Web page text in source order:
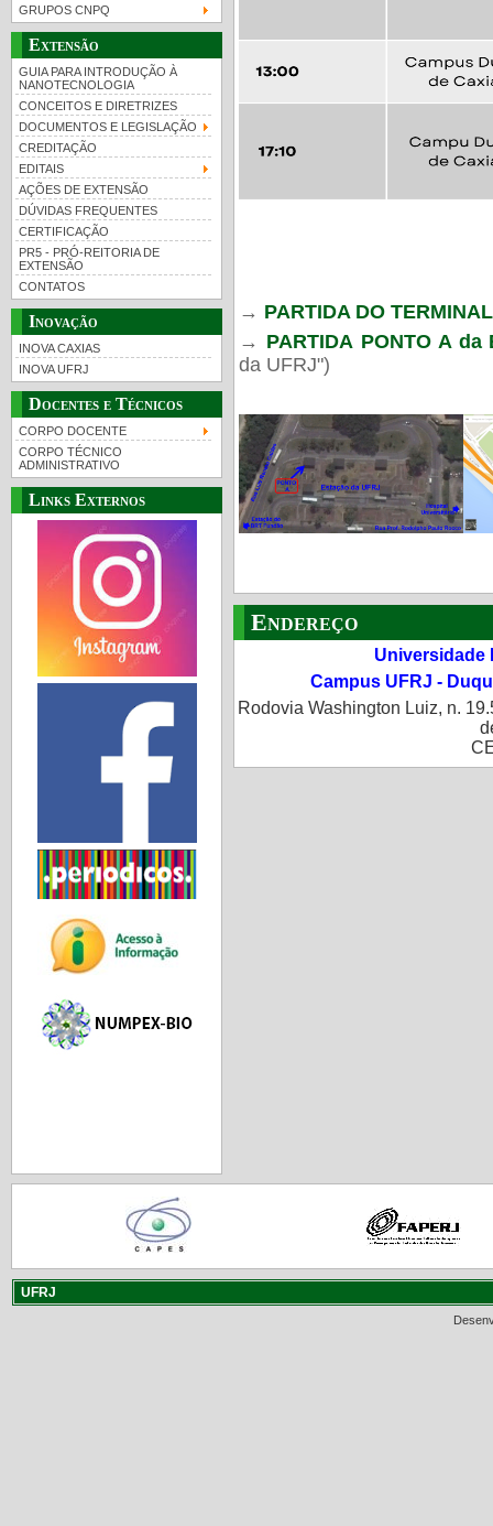
GRUPOS CNPQ
Extensão
GUIA PARA INTRODUÇÃO À
NANOTECNOLOGIA
CONCEITOS E DIRETRIZES
DOCUMENTOS E LEGISLAÇÃO
CREDITAÇÃO
EDITAIS
AÇÕES DE EXTENSÃO
DÚVIDAS FREQUENTES
CERTIFICAÇÃO
PR5 - PRÓ-REITORIA DE
EXTENSÃO
CONTATOS
Inovação
INOVA CAXIAS
INOVA UFRJ
Docentes e Técnicos
CORPO DOCENTE
CORPO TÉCNICO
ADMINISTRATIVO
Links Externos
→ PARTIDA DO
→ PARTIDAPONTO A da
da UFRJ")
Endereço
Universidade
Campus UFRJ -
Rodovia Washington Luiz, n.
UFRJ